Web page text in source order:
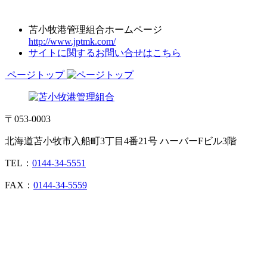
苫小牧港管理組合ホームページ
http://www.jptmk.com/
サイトに関するお問い合せはこちら
ページトップ
〒053-0003
北海道苫小牧市入船町3丁目4番21号 ハーバーFビル3階
TEL： 0144-34-5551
FAX： 0144-34-5559